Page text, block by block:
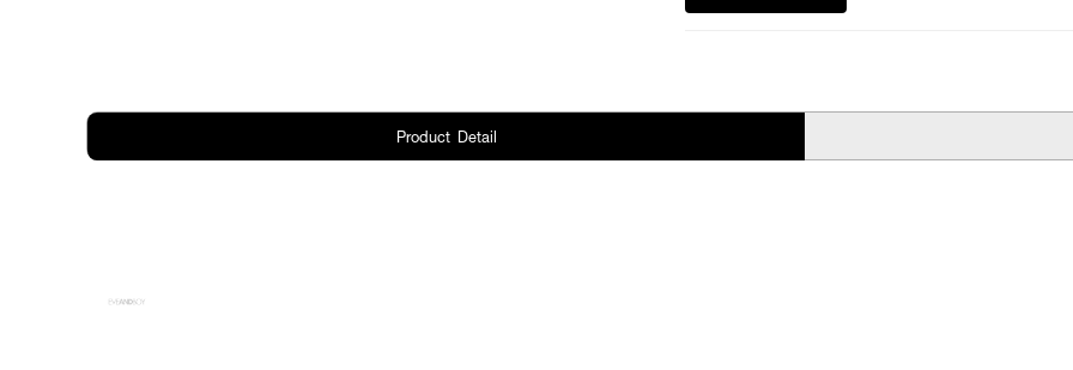
Product Detail